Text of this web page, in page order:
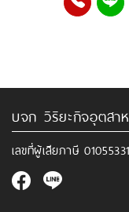
บจก วิริยะกิจอุตสา
เลขที่ผู้เสียภาษี